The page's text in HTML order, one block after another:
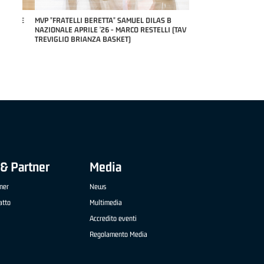
MVP "FRATELLI BERETTA" SAMUEL DILAS B
NAZIONALE APRILE '26 - MARCO RESTELLI (TAV
TREVIGLIO BRIANZA BASKET)
Partner Media
News
Multimedia
Accredito eventi
Regolamento Media